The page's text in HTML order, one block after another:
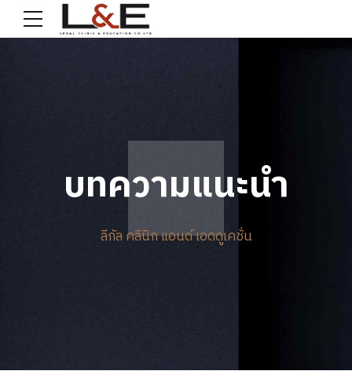
บทความแนะนำ
ลีกัล คลินิก แอนด์ เอดดูเคชั่น